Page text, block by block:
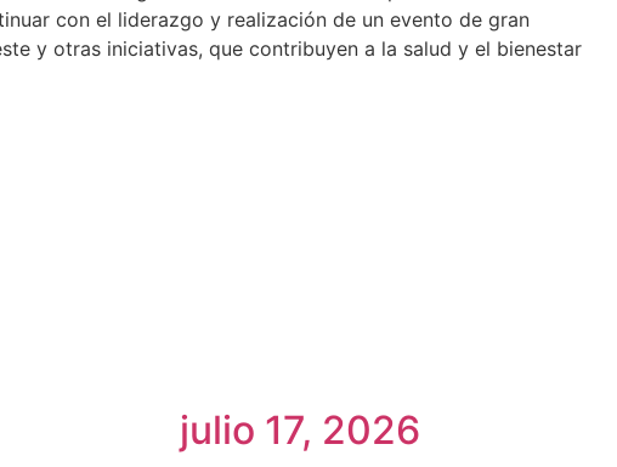
con el liderazgo y realización de un evento de gran
y otras iniciativas, que contribuyen a la salud y el bienestar
julio 17, 2026